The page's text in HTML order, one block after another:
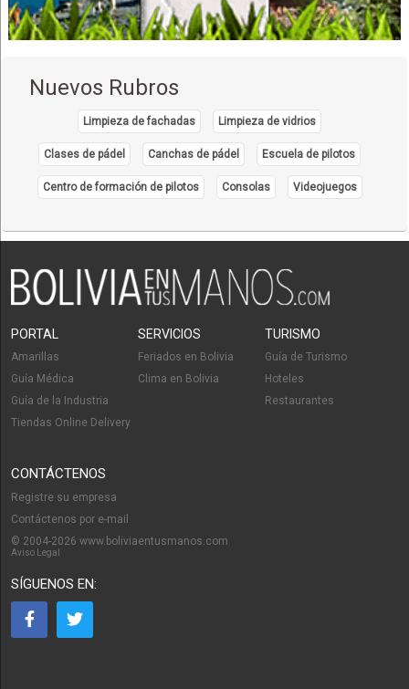
Nuevos Rubros
Limpieza de fachadas Limpieza de vidrios
Clases de pádel Canchas de pádel Escuela de pilotos
Centro de formación de pilotos Consolas Videojuegos
PORTAL
Amarillas
Guía Médica
Guía de la Industria
Tiendas Online Delivery
SERVICIOS
Feriados en Bolivia
Clima en Bolivia
TURISMO
Guía de Turismo
Hoteles
Restaurantes
CONTÁCTENOS
Registre su empresa
Contáctenos por e-mail
© 2004-2026 www.boliviaentusmanos.com
Aviso Legal
SÍGUENOS EN: